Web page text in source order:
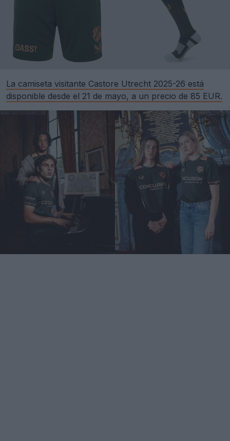
La camiseta visitante Castore Utrecht 2025-26 está
disponible desde el 21 de mayo, a un precio de 85 EUR.